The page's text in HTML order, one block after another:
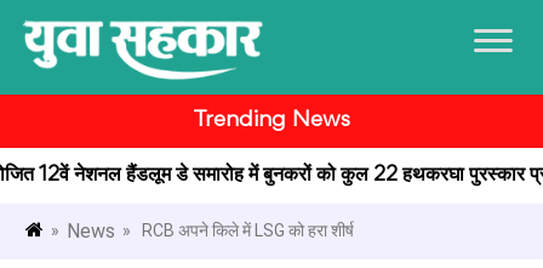
Trending News
12वें नेशनल हैंडलूम डे समारोह में बुनकरों को कुल 22 हथकरघा पुरस्कार प्रदान
» News » RCB अपने किले में LSG को हरा शीर्ष